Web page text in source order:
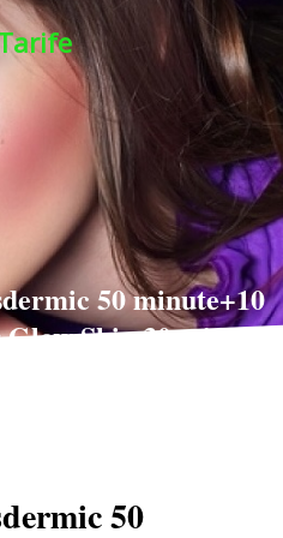
50 minute+10
Skin 30 minute
50